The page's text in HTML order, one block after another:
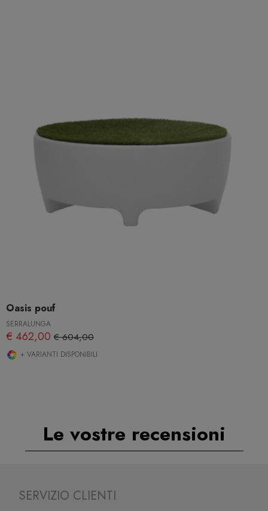
Oasis pouf
SERRALUNGA
€ 462,00 € 604,00
+ VARIANTI DISPONIBILI
Le vostre recensioni
SERVIZIO CLIENTI